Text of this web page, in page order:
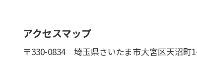
アクセスマップ
〒330-0834 埼玉県さいたま市大宮区天沼